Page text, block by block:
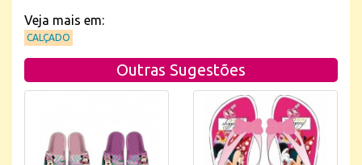
Veja mais em:
CALÇADO
Outras Sugestões